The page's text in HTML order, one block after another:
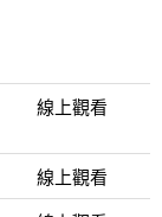
線上觀看
線上觀看